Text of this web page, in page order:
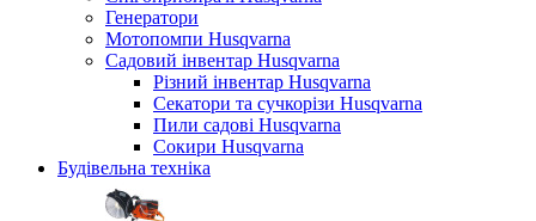
Генератори
Мотопомпи Husqvarna
Садовий інвентар Husqvarna
Різний інвентар Husqvarna
Секатори та сучкорізи Husqvarna
Пили садові Husqvarna
Сокири Husqvarna
Будівельна техніка